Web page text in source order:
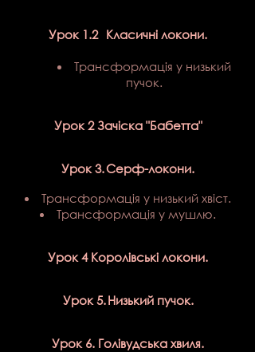
Урок 1.2 Класичні локони.
Трансформація у низький
пучок.
Урок 2 Зачіска "Бабетта"
Урок 3.Серф-локони.
Трансформація у низький хвіст.
Трансформація у мушлю.
Урок 4 Королівські локони.
Урок 5.Низький пучок.
Урок 6. Голівудська хвиля.